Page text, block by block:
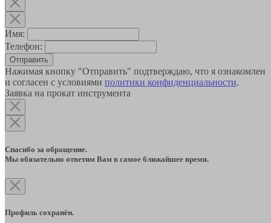
Имя:
Телефон:
Отправить
Нажимая кнопку "Отправить" подтверждаю, что я ознакомлен
и согласен с условиями политики конфиденциальности.
Заявка на прокат инструмента
Спасибо за обращение.
Мы обязательно ответим Вам в самое ближайшее время.
Профиль сохранён.